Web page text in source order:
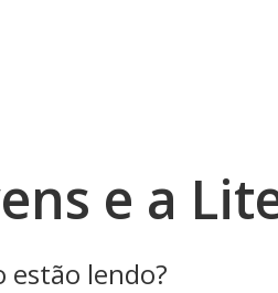
e a
estão lendo?